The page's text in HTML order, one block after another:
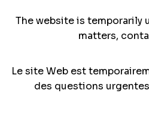
The website is temporarily
matters,
Le site Web est
des questions